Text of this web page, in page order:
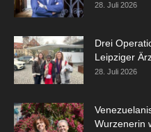
28. Juli 2026
Drei
Leipziger
28. Juli 2026
Wurzenerin